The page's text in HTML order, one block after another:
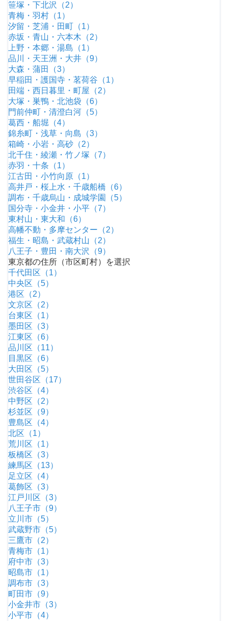
笹塚・下北沢（2）
青梅・羽村（1）
汐留・芝浦・田町（1）
赤坂・青山・六本木（2）
上野・本郷・湯島（1）
品川・天王洲・大井（9）
大森・蒲田（3）
早稲田・護国寺・茗荷谷（1）
田端・西日暮里・町屋（2）
大塚・巣鴨・北池袋（6）
門前仲町・清澄白河（5）
葛西・船堀（4）
錦糸町・浅草・向島（3）
箱崎・小岩・高砂（2）
北千住・綾瀬・竹ノ塚（7）
赤羽・十条（1）
江古田・小竹向原（1）
高井戸・桜上水・千歳船橋（6）
調布・千歳烏山・成城学園（5）
国分寺・小金井・小平（7）
東村山・東大和（6）
高幡不動・多摩センター（2）
福生・昭島・武蔵村山（2）
八王子・豊田・南大沢（9）
東京都の住所（市区町村）を選択
千代田区（1）
中央区（5）
港区（2）
文京区（2）
台東区（1）
墨田区（3）
江東区（6）
品川区（11）
目黒区（6）
大田区（5）
世田谷区（17）
渋谷区（4）
中野区（2）
杉並区（9）
豊島区（4）
北区（1）
荒川区（1）
板橋区（3）
練馬区（13）
足立区（4）
葛飾区（3）
江戸川区（3）
八王子市（9）
立川市（5）
武蔵野市（5）
三鷹市（2）
青梅市（1）
府中市（3）
昭島市（1）
調布市（3）
町田市（9）
小金井市（3）
小平市（4）